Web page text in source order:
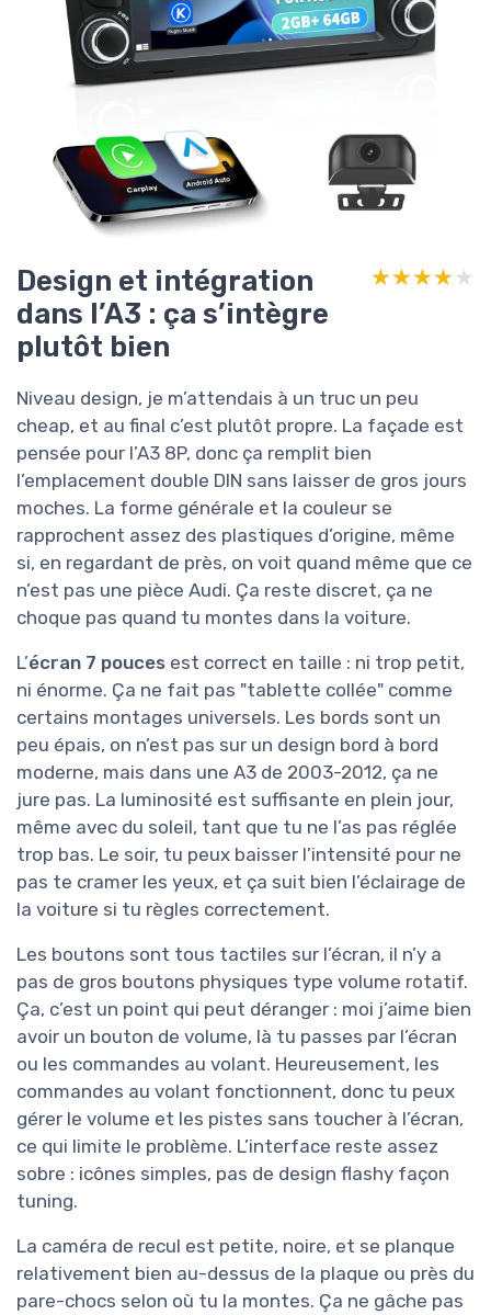
Design et intégration
dans l’A3 : ça s’intègre
plutôt bien
★★★★★
★★★★★
Niveau design, je m’attendais à un truc un peu
cheap, et au final c’est plutôt propre. La façade est
pensée pour l’A3 8P, donc ça remplit bien
l’emplacement double DIN sans laisser de gros jours
moches. La forme générale et la couleur se
rapprochent assez des plastiques d’origine, même
si, en regardant de près, on voit quand même que ce
n’est pas une pièce Audi. Ça reste discret, ça ne
choque pas quand tu montes dans la voiture.
L’écran 7 pouces est correct en taille : ni trop petit,
ni énorme. Ça ne fait pas "tablette collée" comme
certains montages universels. Les bords sont un
peu épais, on n’est pas sur un design bord à bord
moderne, mais dans une A3 de 2003-2012, ça ne
jure pas. La luminosité est suffisante en plein jour,
même avec du soleil, tant que tu ne l’as pas réglée
trop bas. Le soir, tu peux baisser l’intensité pour ne
pas te cramer les yeux, et ça suit bien l’éclairage de
la voiture si tu règles correctement.
Les boutons sont tous tactiles sur l’écran, il n’y a
pas de gros boutons physiques type volume rotatif.
Ça, c’est un point qui peut déranger : moi j’aime bien
avoir un bouton de volume, là tu passes par l’écran
ou les commandes au volant. Heureusement, les
commandes au volant fonctionnent, donc tu peux
gérer le volume et les pistes sans toucher à l’écran,
ce qui limite le problème. L’interface reste assez
sobre : icônes simples, pas de design flashy façon
tuning.
La caméra de recul est petite, noire, et se planque
relativement bien au-dessus de la plaque ou près du
pare-chocs selon où tu la montes. Ça ne gâche pas